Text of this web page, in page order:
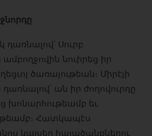
Սուրբ
նուիրեց իր
ծառայութեան։ Միրէյի
ան իր ժողովուրդը
խոնարհութեամբ եւ
Հատկապէս
կայսեր հալածանքներու